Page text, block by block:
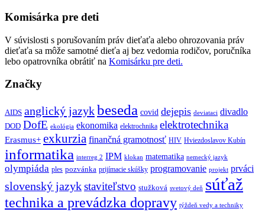
Komisárka pre deti
V súvislosti s porušovaním práv dieťaťa alebo ohrozovania práv
dieťaťa sa môže samotné dieťa aj bez vedomia rodičov, poručníka
lebo opatrovníka obrátiť na Komisárku pre deti.
Značky
AIDS anglický jazykbeseda covid dejepis deviataci divadlo
DOD DofE ekológia ekonomika elektrochnika elektrotechnika
Erasmus+ exkurzia finančná gramotnosť HIV Hviezdoslavov Kubín
informatika interreg 2 IPM klokan matematika nemecký jazyk
olympiáda ples pozvánka prijímacie skúšky programovanie projekt prváci
slovenský jazykstaviteľstvo stužková svetový deň súťaž
technika a prevádzka dopravy týždeň vedy a techniky